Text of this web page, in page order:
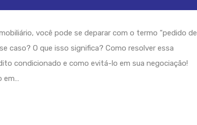
você pode se deparar com o termo “pedido de
caso? O que isso significa? Como resolver essa
condicionado e como evitá-lo em sua negociação!
em…